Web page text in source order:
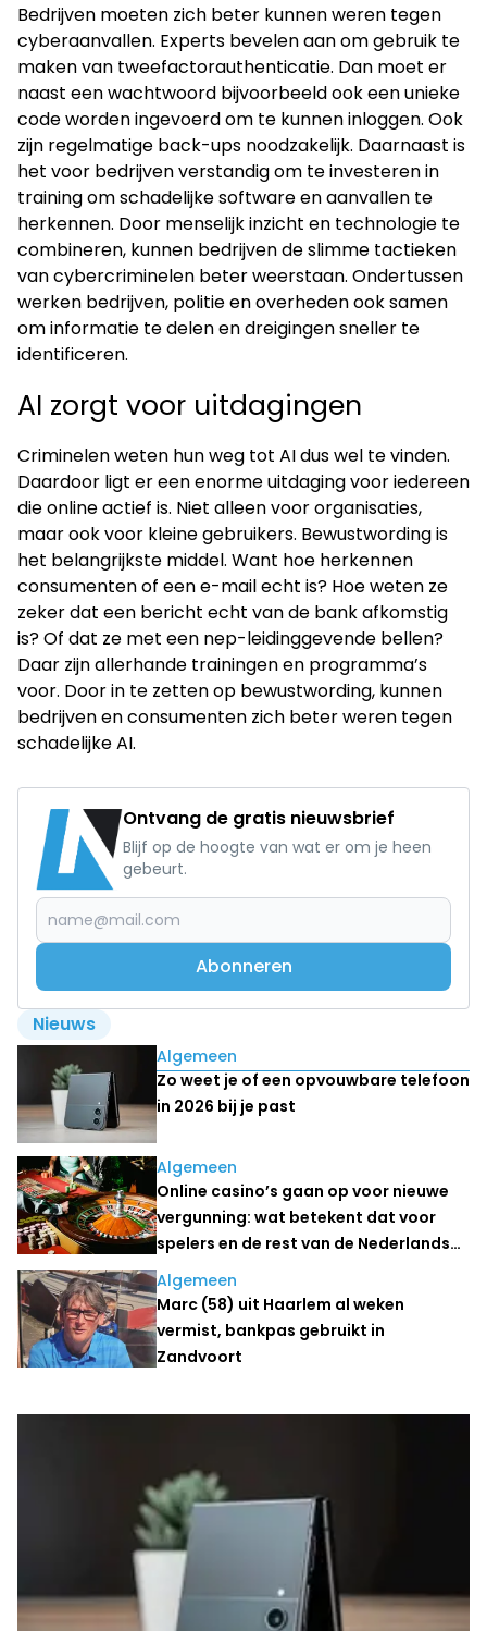
Bedrijven moeten zich beter kunnen weren tegen
cyberaanvallen. Experts bevelen aan om gebruik te
maken van tweefactorauthenticatie. Dan moet er
naast een wachtwoord bijvoorbeeld ook een unieke
code worden ingevoerd om te kunnen inloggen. Ook
zijn regelmatige back-ups noodzakelijk. Daarnaast is
het voor bedrijven verstandig om te investeren in
training om schadelijke software en aanvallen te
herkennen. Door menselijk inzicht en technologie te
combineren, kunnen bedrijven de slimme tactieken
van cybercriminelen beter weerstaan. Ondertussen
werken bedrijven, politie en overheden ook samen
om informatie te delen en dreigingen sneller te
identificeren.
AI zorgt voor uitdagingen
Criminelen weten hun weg tot AI dus wel te vinden.
Daardoor ligt er een enorme uitdaging voor iedereen
die online actief is. Niet alleen voor organisaties,
maar ook voor kleine gebruikers. Bewustwording is
het belangrijkste middel. Want hoe herkennen
consumenten of een e-mail echt is? Hoe weten ze
zeker dat een bericht echt van de bank afkomstig
is? Of dat ze met een nep-leidinggevende bellen?
Daar zijn allerhande trainingen en programma’s
voor. Door in te zetten op bewustwording, kunnen
bedrijven en consumenten zich beter weren tegen
schadelijke AI.
Ontvang de gratis nieuwsbrief
Blijf op de hoogte van wat er om je heen
gebeurt.
Abonneren
Nieuws
Lees ook
Algemeen
Zo weet je of een opvouwbare telefoon
in 2026 bij je past
Algemeen
Online casino’s gaan op voor nieuwe
vergunning: wat betekent dat voor
spelers en de rest van de Nederlandse
kansspelmarkt?
Algemeen
Marc (58) uit Haarlem al weken
vermist, bankpas gebruikt in
Zandvoort
Laatste nieuws